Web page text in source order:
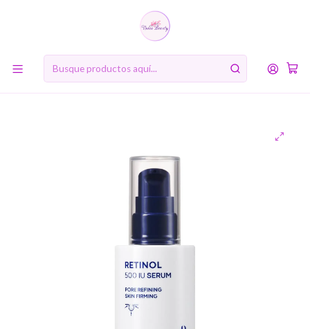
10% de descuento en tu primera compra online. Código: BIENVENIDA10
Retinol 500 IU Serum (Boncept de Tonymoly) - 30ml Serum
antiedad con retinol para pieles sensibles